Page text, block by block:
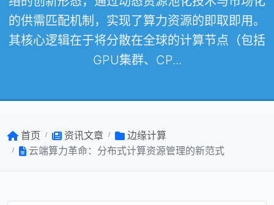
的供需匹配机制，实现了算力资源的即取即用。
其核心逻辑在于将分散在全球的计算节点（包括
GPU集群、CP...
首页 资讯文章
边缘计算
云端算力革命：分布式计算资源管理的新范式